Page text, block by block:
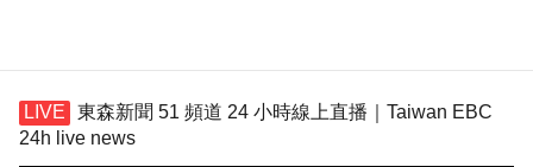
東森新聞 51 頻道 24 小時線上直播｜Taiwan EBC
24h live news